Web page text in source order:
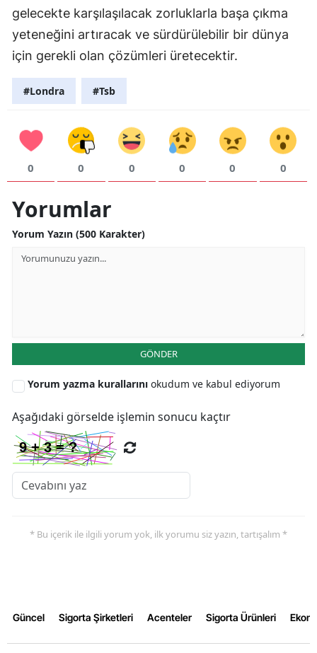
gelecekte karşılaşılacak zorluklarla başa çıkma
yeteneğini artıracak ve sürdürülebilir bir dünya
için gerekli olan çözümleri üretecektir.
#Londra #Tsb
0 0 0 0 0 0
Yorumlar
Yorum Yazın (500 Karakter)
GÖNDER
Yorum yazma kurallarını okudum ve kabul ediyorum
Aşağıdaki görselde işlemin sonucu kaçtır
* Bu içerik ile ilgili yorum yok, ilk yorumu siz yazın, tartışalım *
Güncel Sigorta Şirketleri Acenteler Sigorta Ürünleri